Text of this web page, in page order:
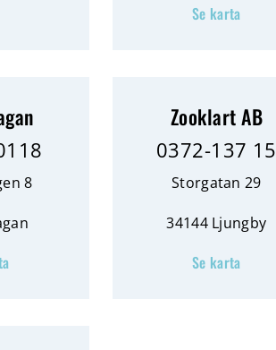
Se karta
8
Zooklart AB
0372-137 15
Storgatan 29
34144 Ljungby
Se karta